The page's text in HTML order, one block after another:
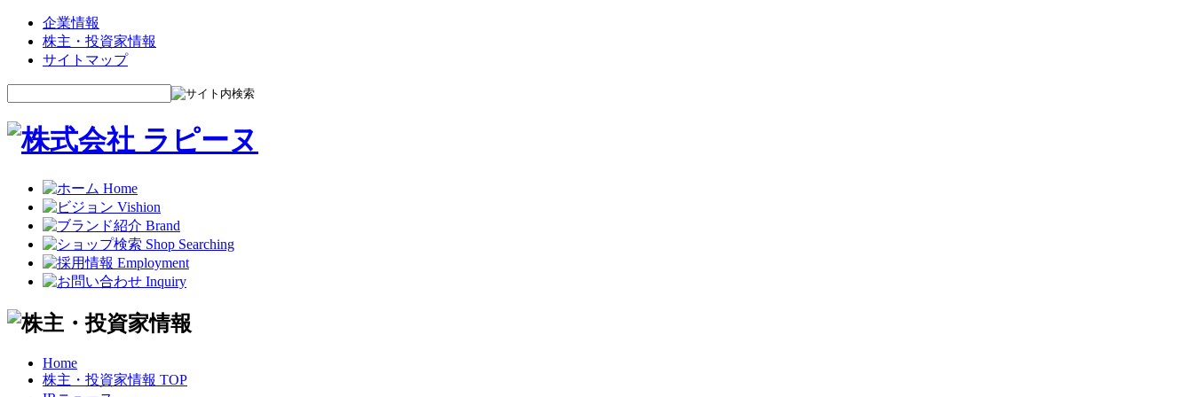
企業情報
株主・投資家情報
サイトマップ
Home
株主・投資家情報 TOP